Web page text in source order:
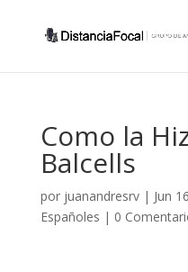
Como la
Balcells
por juanandresrv| Jun
Españoles | 0